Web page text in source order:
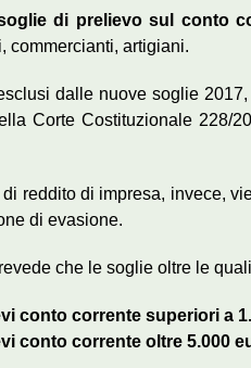
di prelievo sul conto
commercianti, artigiani.
dalle nuove soglie
Corte Costituzionale 228/
di reddito di impresa, invece,
di evasione.
che le soglie oltre le
conto corrente superiori a
conto corrente oltre 5.000